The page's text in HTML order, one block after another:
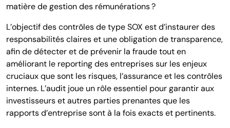
matière de gestion des rémunérations ?
L’objectif des contrôles de type SOX est d’instaurer des
responsabilités claires et une obligation de transparence,
afin de détecter et de prévenir la fraude tout en
améliorant le reporting des entreprises sur les enjeux
cruciaux que sont les risques, l’assurance et les contrôles
internes. L’audit joue un rôle essentiel pour garantir aux
investisseurs et autres parties prenantes que les
rapports d’entreprise sont à la fois exacts et pertinents.